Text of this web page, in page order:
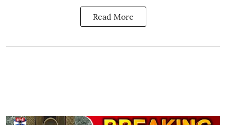
Read More